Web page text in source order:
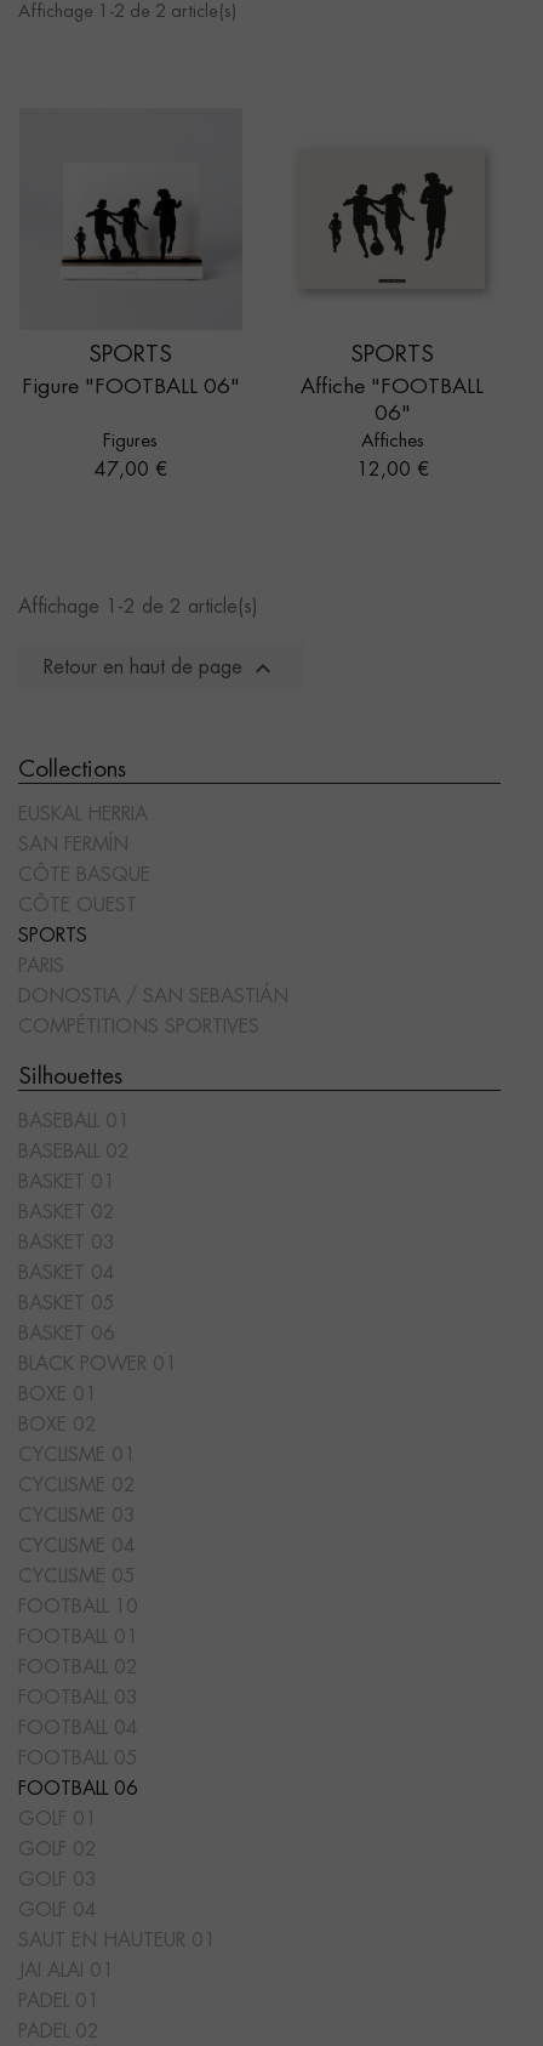
Collections
EUSKAL HERRIA
SAN FERMÍN
CÔTE BASQUE
CÔTE OUEST
SPORTS
PARIS
DONOSTIA / SAN SEBASTIÁN
COMPÉTITIONS SPORTIVES
Silhouettes
BASEBALL 01
BASEBALL 02
BASKET 01
BASKET 02
BASKET 03
BASKET 04
BASKET 05
BASKET 06
BLACK POWER 01
BOXE 01
BOXE 02
CYCLISME 01
CYCLISME 02
CYCLISME 03
CYCLISME 04
CYCLISME 05
FOOTBALL 10
FOOTBALL 01
FOOTBALL 02
FOOTBALL 03
FOOTBALL 04
FOOTBALL 05
FOOTBALL 06
GOLF 01
GOLF 02
GOLF 03
GOLF 04
SAUT EN HAUTEUR 01
JAI ALAI 01
PADEL 01
PADEL 02
Affichage 1-2 de 2 article(s)
SPORTS
Figure "FOOTBALL 06"
Figures
Prix
47,00 €
SPORTS
Affiche "FOOTBALL
06"
Affiches
Prix
12,00 €
Affichage 1-2 de 2 article(s)
Retour en haut de page 